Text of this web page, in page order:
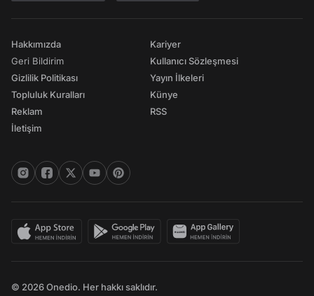
Hakkımızda
Geri Bildirim
Gizlilik Politikası
Topluluk Kuralları
Reklam
İletişim
Kariyer
Kullanıcı Sözleşmesi
Yayın İlkeleri
Künye
RSS
© 2026 Onedio. Her hakkı saklıdır.